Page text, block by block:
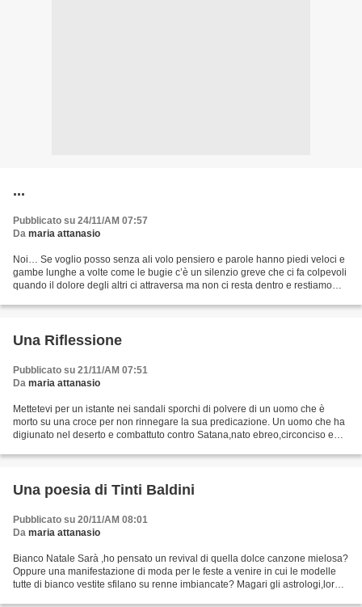
...
Pubblicato su 24/11/AM 07:57
Da maria attanasio
Noi… Se voglio posso senza ali volo pensiero e parole hanno piedi veloci e
gambe lunghe a volte come le bugie c’è un silenzio greve che ci fa colpevoli
quando il dolore degli altri ci attraversa ma non ci resta dentro e restiamo
Una Riflessione
Pubblicato su 21/11/AM 07:51
Da maria attanasio
Mettetevi per un istante nei sandali sporchi di polvere di un uomo che è
morto su una croce per non rinnegare la sua predicazione. Un uomo che ha
digiunato nel deserto e combattuto contro Satana,nato ebreo,circonciso e
Una poesia di Tinti Baldini
Pubblicato su 20/11/AM 08:01
Da maria attanasio
Bianco Natale Sarà ,ho pensato un revival di quella dolce canzone mielosa?
Oppure una manifestazione di moda per le feste a venire in cui le modelle
tutte di bianco vestite sfilano su renne imbiancate? Magari gli astrologi,loro